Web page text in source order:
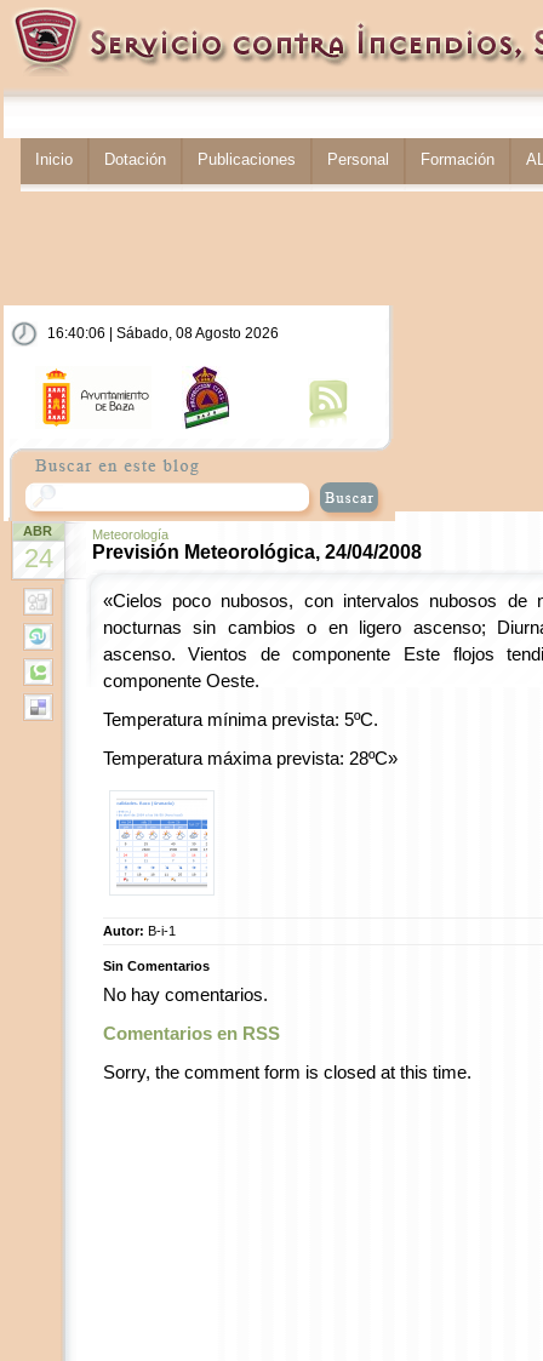
Inicio Dotación Publicaciones Personal Formación
16:40:06 | Sábado, 08 Agosto 2026
ABR
24
Meteorología
Previsión Meteorológica, 24/04/2008
«Cielos poco nubosos, con intervalos nubosos de
nocturnas sin cambios o en ligero ascenso;
ascenso. Vientos de componente Este flojos
componente Oeste.
Temperatura mínima prevista: 5ºC.
Temperatura máxima prevista: 28ºC»
Autor: B-i-1
Sin Comentarios
No hay comentarios.
Comentarios en RSS
Sorry, the comment form is closed at this time.